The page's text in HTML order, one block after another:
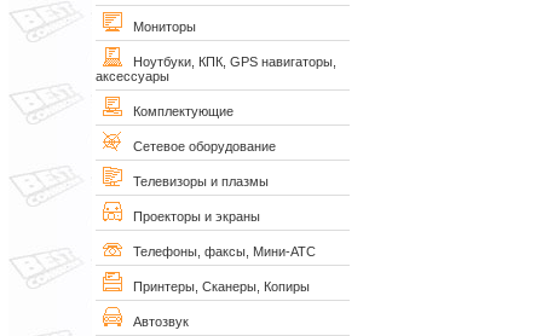
Мониторы
Ноутбуки, КПК, GPS навигаторы,
аксессуары
Комплектующие
Сетевое оборудование
Телевизоры и плазмы
Проекторы и экраны
Телефоны, факсы, Мини-АТС
Принтеры, Сканеры, Копиры
Автозвук